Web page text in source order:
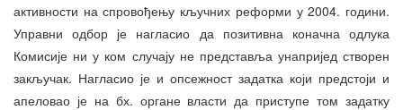
активности на спровођењу кључних реформи у 2004. години.
Управни одбор је нагласио да позитивна коначна одлука
Комисије ни у ком случају не представља унапријед створен
закључак. Нагласио је и опсежност задатка који предстоји и
апеловао је на бх. органе власти да приступе том задатку